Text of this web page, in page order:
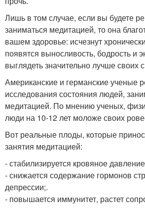
Лишь в том случае, если вы будете
заниматься медитацией, то она
вашем здоровье: исчезнут
появятся выносливость, бодрость и
выглядеть значительно лучше своих
Американские и германские ученые
исследования состояния людей,
медитацией. По мнению ученых,
люди на 10-12 лет моложе своих
Вот реальные плоды, которые
занятия медитацией:
- стабилизируется кровяное
- снижается содержание гормонов
депрессии;.
- повышается иммунитет, растет